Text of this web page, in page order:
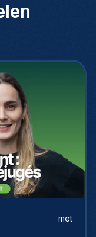
met